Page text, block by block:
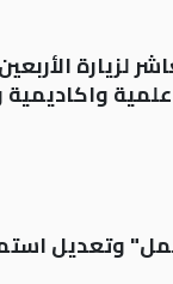
لزيارة
واكاديمية
وتعديل